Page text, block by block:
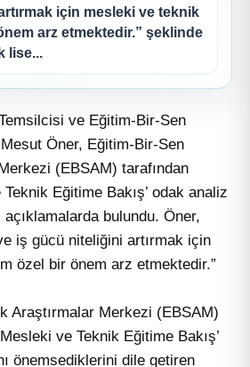
için mesleki ve teknik
arz etmektedir.” şeklinde
lise...
ve Eğitim-Bir-Sen
Öner, Eğitim-Bir-Sen
(EBSAM) tarafından
Eğitime Bakış’ odak analiz
bulundu. Öner,
iş gücü niteliğini artırmak için
özel bir önem arz etmektedir.”
Araştırmalar Merkezi (EBSAM)
ve Teknik Eğitime Bakış’
önemsediklerini dile getiren